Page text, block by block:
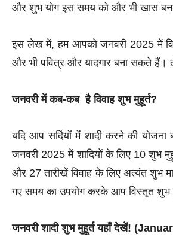
और शुभ योग इस समय को और भी खास
इस लेख में, हम आपको जनवरी 2025 में
और भी पवित्र और यादगार बना सकते
जनवरी में कब-कब हैविवाह शुभ मुहूर्त?
यदि आप सर्दियों में शादी करने की
जनवरी 2025 में शादियों के लिए 10 शुभ
और 27 तारीखें विवाह के लिए अत्यंत शुभ
गए समय का उपयोग करके आप विस्तृत शुभ
जनवरी शादी शुभ मुहूर्त यहाँ देखें!